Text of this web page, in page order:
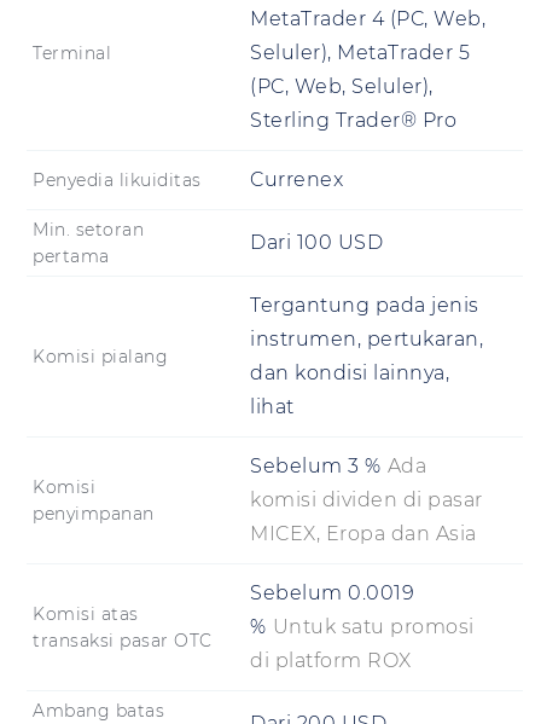
Terminal
MetaTrader 4 (PC, Web,
Seluler), MetaTrader 5
(PC, Web, Seluler),
Sterling Trader® Pro
Penyedia likuiditas Currenex
Min. setoran
pertama
Dari 100 USD
Komisi pialang
Tergantung pada jenis
instrumen, pertukaran,
dan kondisi lainnya,
lihat
Komisi
penyimpanan
Sebelum 3 % Ada
komisi dividen di pasar
MICEX, Eropa dan Asia
Komisi atas
transaksi pasar OTC
Sebelum 0.0019
% Untuk satu promosi
di platform ROX
Ambang batas